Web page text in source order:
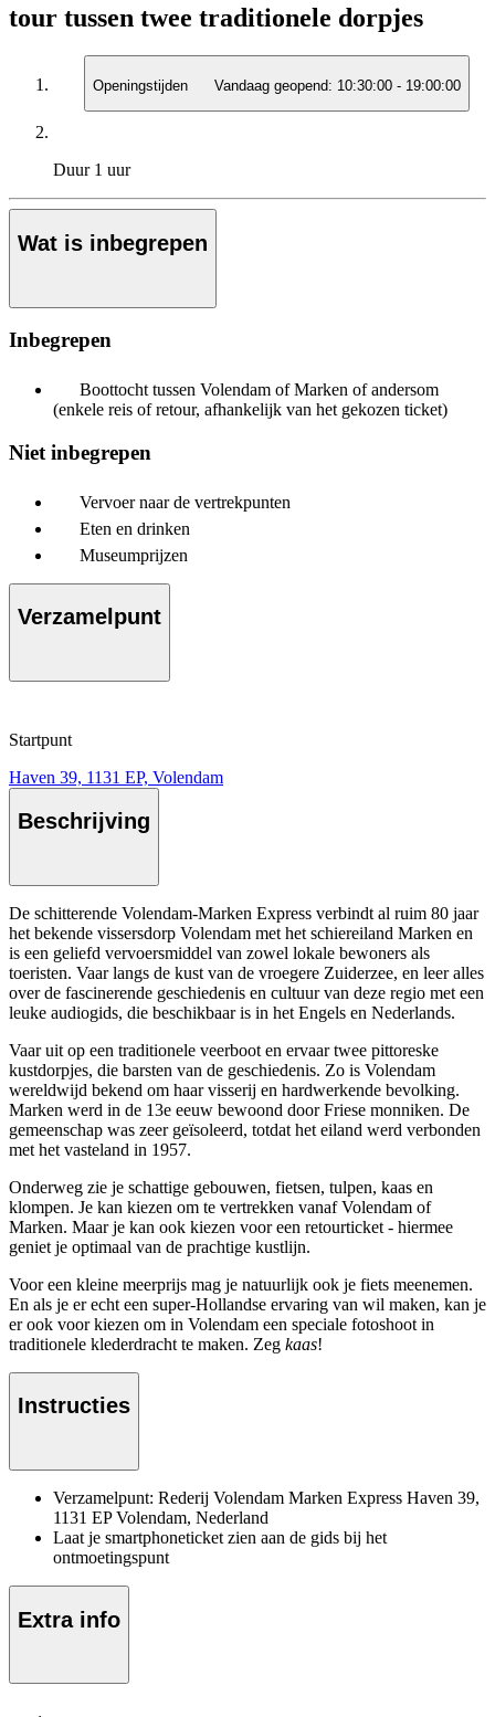
tour tussen twee traditionele dorpjes
Openingstijden Vandaag geopend: 10:30:00 - 19:00:00
Duur 1 uur
Wat is inbegrepen
Inbegrepen
Boottocht tussen Volendam of Marken of andersom
(enkele reis of retour, afhankelijk van het gekozen ticket)
Niet inbegrepen
Vervoer naar de vertrekpunten
Eten en drinken
Museumprijzen
Verzamelpunt
Startpunt
Haven 39, 1131 EP, Volendam
Beschrijving
De schitterende Volendam-Marken Express verbindt al ruim 80 jaar
het bekende vissersdorp Volendam met het schiereiland Marken en
is een geliefd vervoersmiddel van zowel lokale bewoners als
toeristen. Vaar langs de kust van de vroegere Zuiderzee, en leer alles
over de fascinerende geschiedenis en cultuur van deze regio met een
leuke audiogids, die beschikbaar is in het Engels en Nederlands.
Vaar uit op een traditionele veerboot en ervaar twee pittoreske
kustdorpjes, die barsten van de geschiedenis. Zo is Volendam
wereldwijd bekend om haar visserij en hardwerkende bevolking.
Marken werd in de 13e eeuw bewoond door Friese monniken. De
gemeenschap was zeer geïsoleerd, totdat het eiland werd verbonden
met het vasteland in 1957.
Onderweg zie je schattige gebouwen, fietsen, tulpen, kaas en
klompen. Je kan kiezen om te vertrekken vanaf Volendam of
Marken. Maar je kan ook kiezen voor een retourticket - hiermee
geniet je optimaal van de prachtige kustlijn.
Voor een kleine meerprijs mag je natuurlijk ook je fiets meenemen.
En als je er echt een super-Hollandse ervaring van wil maken, kan je
er ook voor kiezen om in Volendam een speciale fotoshoot in
traditionele klederdracht te maken. Zeg kaas!
Instructies
Verzamelpunt: Rederij Volendam Marken Express Haven 39,
1131 EP Volendam, Nederland
Laat je smartphoneticket zien aan de gids bij het
ontmoetingspunt
Extra info